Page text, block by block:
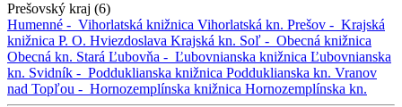
Prešovský kraj (6)
Humenné - Vihorlatská knižnica Vihorlatská kn. Prešov - Krajská
knižnica P. O. Hviezdoslava Krajská kn. Soľ - Obecná knižnica
Obecná kn. Stará Ľubovňa - Ľubovnianska knižnica Ľubovnianska
kn. Svidník - Podduklianska knižnica Podduklianska kn. Vranov
nad Topľou - Hornozemplínska knižnica Hornozemplínska kn.